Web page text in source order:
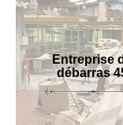
Entreprise
débarras